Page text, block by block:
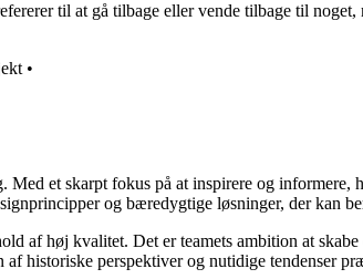
til at gå tilbage eller vende tilbage til
•
et skarpt fokus på at inspirere og
og bæredygtige løsninger, der kan
af høj kvalitet. Det er teamets ambition at
historiske perspektiver og nutidige tendenser